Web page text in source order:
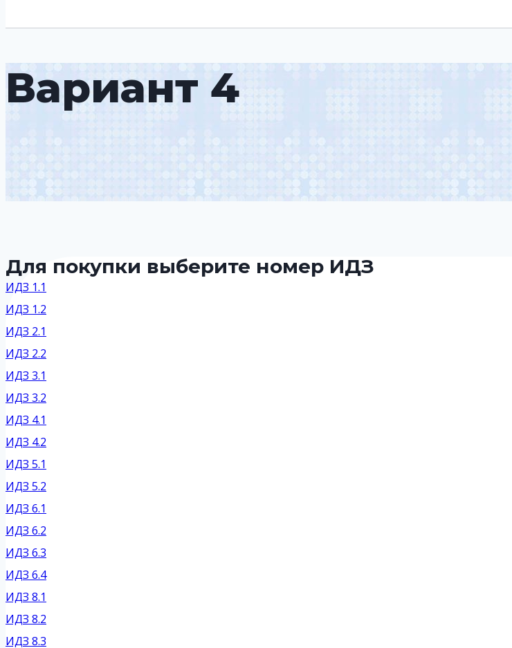
Вариант 4
Для покупки выберите номер ИДЗ
ИДЗ 1.1
ИДЗ 1.2
ИДЗ 2.1
ИДЗ 2.2
ИДЗ 3.1
ИДЗ 3.2
ИДЗ 4.1
ИДЗ 4.2
ИДЗ 5.1
ИДЗ 5.2
ИДЗ 6.1
ИДЗ 6.2
ИДЗ 6.3
ИДЗ 6.4
ИДЗ 8.1
ИДЗ 8.2
ИДЗ 8.3